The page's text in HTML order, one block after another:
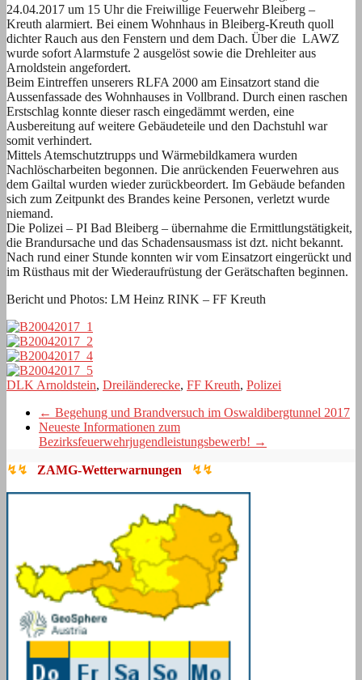
24.04.2017 um 15 Uhr die Freiwillige Feuerwehr Bleiberg –
Kreuth alarmiert. Bei einem Wohnhaus in Bleiberg-Kreuth quoll
dichter Rauch aus den Fenstern und dem Dach. Über die LAWZ
wurde sofort Alarmstufe 2 ausgelöst sowie die Drehleiter aus
Arnoldstein angefordert.
Beim Eintreffen unserers RLFA 2000 am Einsatzort stand die
Aussenfassade des Wohnhauses in Vollbrand. Durch einen raschen
Erstschlag konnte dieser rasch eingedämmt werden, eine
Ausbereitung auf weitere Gebäudeteile und den Dachstuhl war
somit verhindert.
Mittels Atemschutztrupps und Wärmebildkamera wurden
Nachlöscharbeiten begonnen. Die anrückenden Feuerwehren aus
dem Gailtal wurden wieder zurückbeordert. Im Gebäude befanden
sich zum Zeitpunkt des Brandes keine Personen, verletzt wurde
niemand.
Die Polizei – PI Bad Bleiberg – übernahme die Ermittlungstätigkeit,
die Brandursache und das Schadensausmass ist dzt. nicht bekannt.
Nach rund einer Stunde konnten wir vom Einsatzort eingerückt und
im Rüsthaus mit der Wiederaufrüstung der Gerätschaften beginnen.
Bericht und Photos: LM Heinz RINK – FF Kreuth
DLK Arnoldstein, Dreiländerecke, FF Kreuth, Polizei
← Begehung und Brandversuch im Oswaldibergtunnel 2017
Neueste Informationen zum
Bezirksfeuerwehrjugendleistungsbewerb! →
↯↯ ZAMG-Wetterwarnungen ↯↯